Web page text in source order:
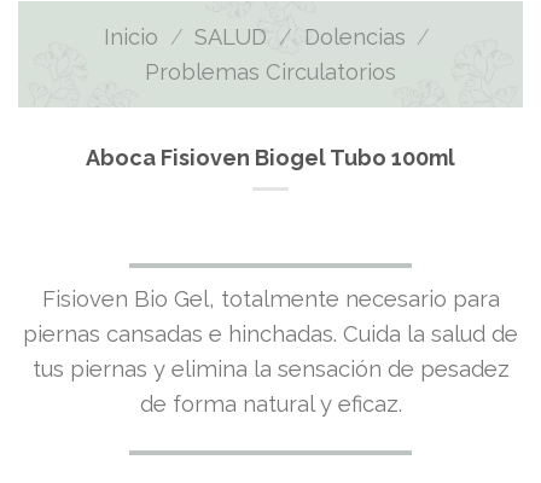
Inicio / SALUD / Dolencias /
Problemas Circulatorios
Aboca Fisioven Biogel Tubo 100ml
Fisioven Bio Gel, totalmente necesario para
piernas cansadas e hinchadas. Cuida la salud de
tus piernas y elimina la sensación de pesadez
de forma natural y eficaz.